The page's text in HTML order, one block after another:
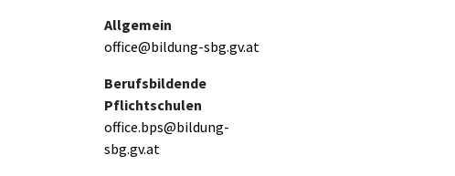
Allgemein
office@bildung-sbg.gv.at
Berufsbildende
Pflichtschulen
office.bps@bildung-
sbg.gv.at